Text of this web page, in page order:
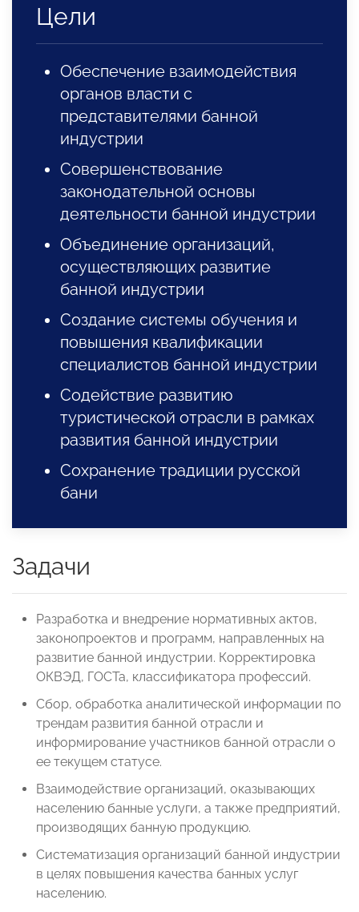
Цели
Обеспечение взаимодействия
органов власти с
представителями банной
индустрии
Совершенствование
законодательной основы
деятельности банной индустрии
Объединение организаций,
осуществляющих развитие
банной индустрии
Создание системы обучения и
повышения квалификации
специалистов банной индустрии
Содействие развитию
туристической отрасли в рамках
развития банной индустрии
Сохранение традиции русской
бани
Задачи
Разработка и внедрение нормативных актов,
законопроектов и программ, направленных на
развитие банной индустрии. Корректировка
ОКВЭД, ГОСТа, классификатора профессий.
Сбор, обработка аналитической информации по
трендам развития банной отрасли и
информирование участников банной отрасли о
ее текущем статусе.
Взаимодействие организаций, оказывающих
населению банные услуги, а также предприятий,
производящих банную продукцию.
Систематизация организаций банной индустрии
в целях повышения качества банных услуг
населению.